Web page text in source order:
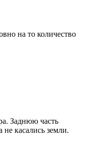
на то количество
Заднюю часть
не касались земли.